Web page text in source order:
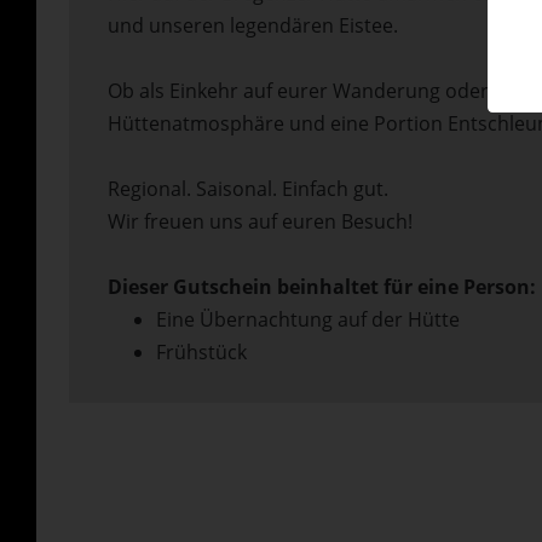
und unseren legendären Eistee.
Ob als Einkehr auf eurer Wanderung oder als
Hüttenatmosphäre und eine Portion
Regional. Saisonal. Einfach gut.
Wir freuen uns auf euren Besuch!
Dieser Gutschein beinhaltet für eine Person:
Eine Übernachtung auf der Hütte
Frühstück